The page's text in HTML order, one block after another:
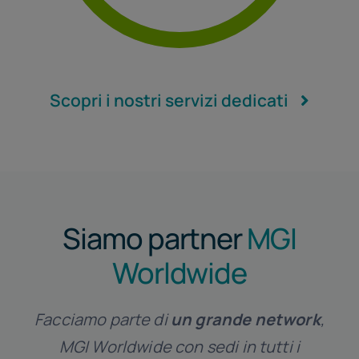
Scopri i nostri servizi dedicati
Siamo partnerMGI
Worldwide
Facciamo parte diun grande network,
MGI Worldwide con sedi in tutti i